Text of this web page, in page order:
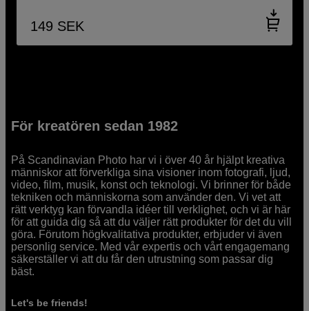
149 SEK
För kreatören sedan 1982
På Scandinavian Photo har vi i över 40 år hjälpt kreativa
människor att förverkliga sina visioner inom fotografi, ljud,
video, film, musik, konst och teknologi. Vi brinner för både
tekniken och människorna som använder den. Vi vet att
rätt verktyg kan förvandla idéer till verklighet, och vi är här
för att guida dig så att du väljer rätt produkter för det du vill
göra. Förutom högkvalitativa produkter, erbjuder vi även
personlig service. Med vår expertis och vårt engagemang
säkerställer vi att du får den utrustning som passar dig
bäst.
Let's be friends!